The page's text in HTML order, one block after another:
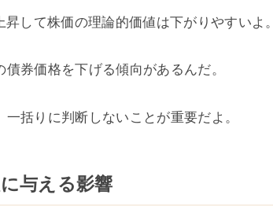
して株価の理論的価値は下がりやすいよ。
券価格を下げる傾向があるんだ。
括りに判断しないことが重要だよ。
与える影響